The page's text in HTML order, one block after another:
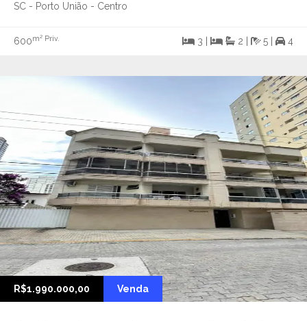
SC - Porto União - Centro
600m² Priv. 3 | 2 | 5 | 4
R$1.990.000,00 Venda